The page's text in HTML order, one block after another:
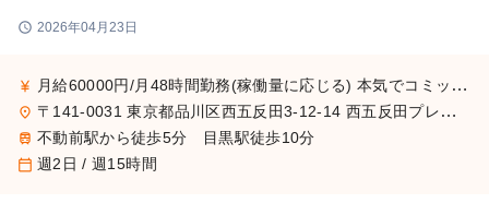
schedule 2026年04月23日
currency_yen 月給60000円/月48時間勤務(稼働量に応じる) 本気でコミットすれば、学生でも圧倒的な実績と報酬を得られる環境です。
place 〒141-0031 東京都品川区西五反田3-12-14 西五反田プレイス8階
train 不動前駅から徒歩5分 目黒駅徒歩10分
calendar_today 週2日 / 週15時間